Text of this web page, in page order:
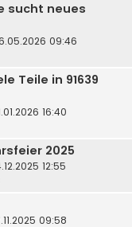
sucht neues
09:46
Teile in 91639
16:40
2025
12:55
09:58